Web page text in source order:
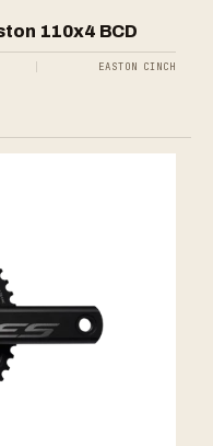
110x4 BCD
EASTON CINCH